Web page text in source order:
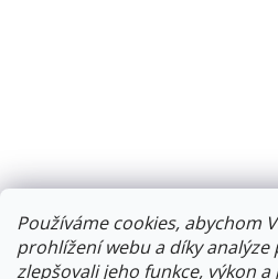
Používáme cookies, abychom
prohlížení webu a díky
zlepšovali jeho funkce, výkon